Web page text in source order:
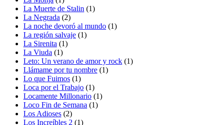
La Muerte de Stalin (1)
La Negrada (2)
La noche devoró al mundo (1)
La región salvaje (1)
La Sirenita (1)
La Viuda (1)
Leto: Un verano de amor y rock (1)
Llámame por tu nombre (1)
Lo que Fuimos (1)
Loca por el Trabajo (1)
Locamente Millonario (1)
Loco Fin de Semana (1)
Los Adioses (2)
Los Increíbles 2 (1)